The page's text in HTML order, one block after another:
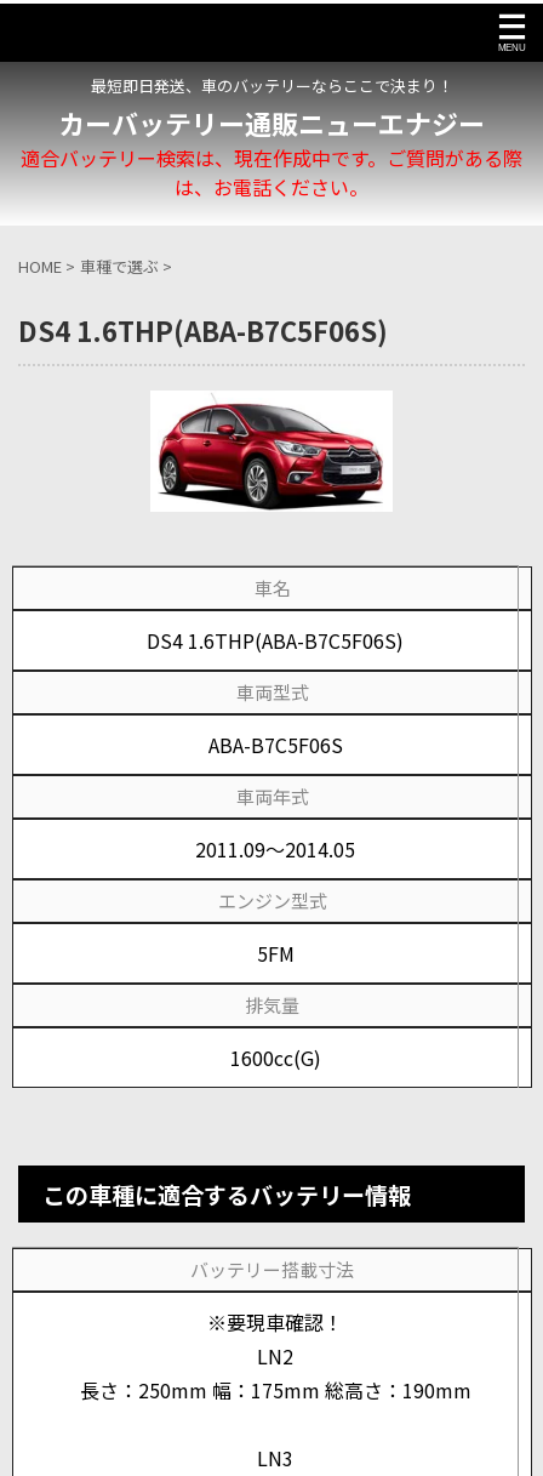
最短即日発送、車のバッテリーならここで決まり！
カーバッテリー通販ニューエナジー
適合バッテリー検索は、現在作成中です。ご質問がある際
は、お電話ください。
HOME > 車種で選ぶ >
DS4 1.6THP(ABA-B7C5F06S)
車名
DS4 1.6THP(ABA-B7C5F06S)
車両型式
ABA-B7C5F06S
車両年式
2011.09～2014.05
エンジン型式
5FM
排気量
1600cc(G)
この車種に適合するバッテリー情報
バッテリー搭載寸法
※要現車確認！
LN2
長さ：250mm 幅：175mm 総高さ：190mm
LN3